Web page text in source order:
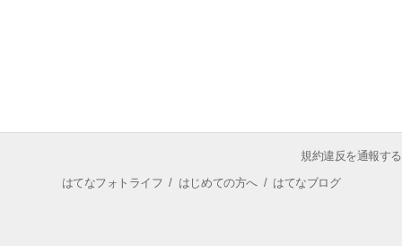
規約違反を通報する
はてなフォトライフ / はじめての方へ/ はてなブログ